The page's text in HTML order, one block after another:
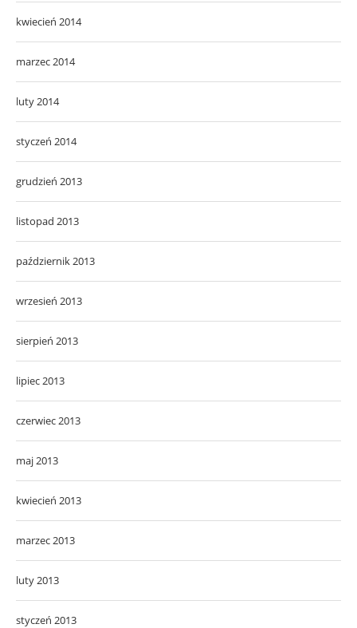
kwiecień 2014
marzec 2014
luty 2014
styczeń 2014
grudzień 2013
listopad 2013
październik 2013
wrzesień 2013
sierpień 2013
lipiec 2013
czerwiec 2013
maj 2013
kwiecień 2013
marzec 2013
luty 2013
styczeń 2013